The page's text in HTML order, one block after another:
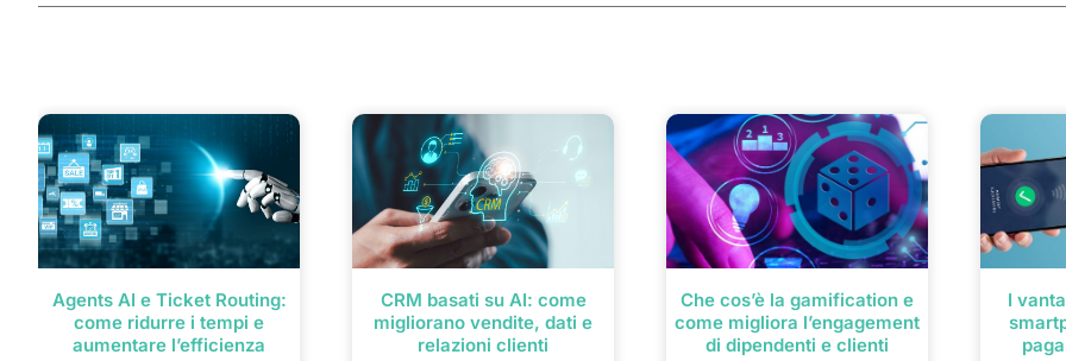
Agents AI e Ticket Routing:
come ridurre i tempi e
aumentare l’efficienza
CRM basati su AI: come
migliorano vendite, dati e
relazioni clienti
Che cos’è la gamification e
come migliora l’engagement
di dipendenti e clienti
I